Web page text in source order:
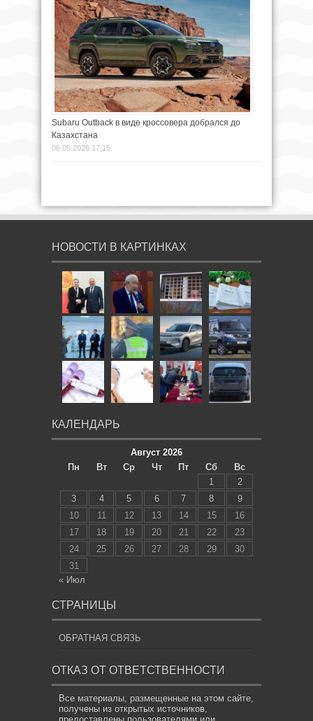
Subaru Outback в виде кроссовера добрался до
Казахстана
06.05.2026 17:15
НОВОСТИ В КАРТИНКАХ
КАЛЕНДАРЬ
Август 2026
Пн
Вт Ср Чт Пт Сб
Вс
1
2
3
4 5 6 7 8
9
10
11 12 13 14 15
16
17
18 19 20 21 22
23
24
25 26 27 28 29
30
31
« Июл
СТРАНИЦЫ
ОБРАТНАЯ СВЯЗЬ
ОТКАЗ ОТ ОТВЕТСТВЕННОСТИ
Все материалы, размещенные на этом сайте,
получены из открытых источников,
предоставлены пользователями или